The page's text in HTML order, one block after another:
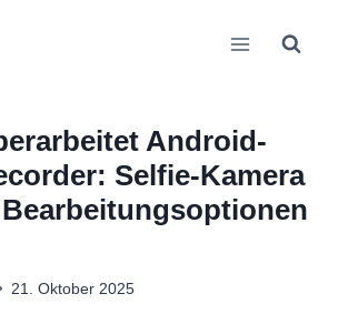
Android-
Selfie-Kamera
21. Oktober 2025